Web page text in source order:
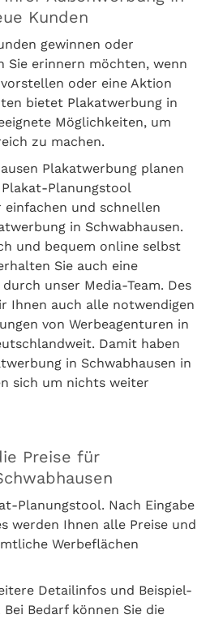
Kunden
gewinnen oder
Sie erinnern möchten, wenn
oder eine Aktion
bietet Plakatwerbung in
Möglichkeiten, um
zu machen.
Plakatwerbung planen
Planungstool
und schnellen
in Schwabhausen.
und bequem online selbst
Sie auch eine
unser Media-Team. Des
Ihnen auch alle notwendigen
von Werbeagenturen in
Damit haben
in Schwabhausen in
sich um nichts weiter
Preise für
Planungstool. Nach Eingabe
werden Ihnen alle Preise und
Werbeflächen
Detailinfos und Beispiel-
Bedarf können Sie die